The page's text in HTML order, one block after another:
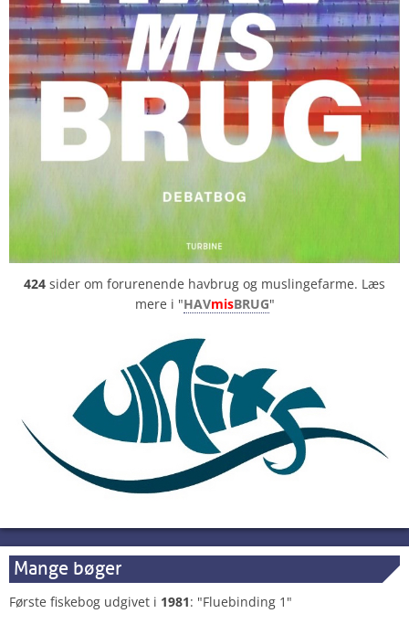
424 sider om forurenende havbrug og muslingefarme. Læs
mere i "HAVmisBRUG"
Mange bøger
Første fiskebog udgivet i 1981: "Fluebinding 1"